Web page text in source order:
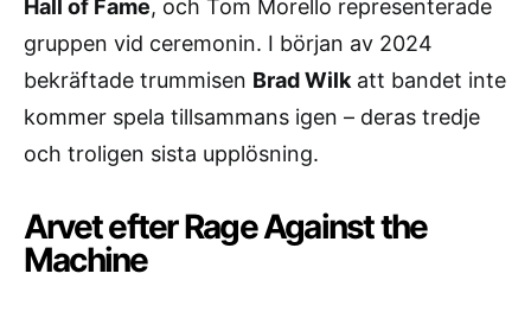
Hall of Fame, och Tom Morello representerade
gruppen vid ceremonin. I början av 2024
bekräftade trummisen Brad Wilk att bandet inte
kommer spela tillsammans igen – deras tredje
och troligen sista upplösning.
Arvet efter Rage Against the
Machine